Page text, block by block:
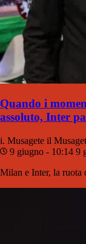
Quando i
assoluto, Inter
i. Musagete il
9 giugno - 10:14 9
Milan e Inter, la ruota